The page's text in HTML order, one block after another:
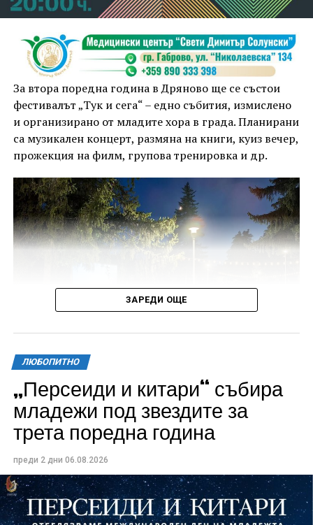
За втора поредна година в Дряново ще се състои
фестивалът „Тук и сега“ – едно събития, измислено
и организирано от младите хора в града. Планирани
са музикален концерт, размяна на книги, куиз вечер,
прожекция на филм, групова тренировка и др.
Всички събития ще се проведат в парк „Максим
Райкович“, срещу часовниковата кула, с вход
свободен. Програмата ще започне на 12 август с
изпълнители GoGo, Toria, ZoV & Vakavliev.
ЗАРЕДИ ОЩЕ
ЛЮБОПИТНО
„Персеиди и китари“ събира
младежи под звездите за
трета поредна година
преди 2 дни 06.08.2026